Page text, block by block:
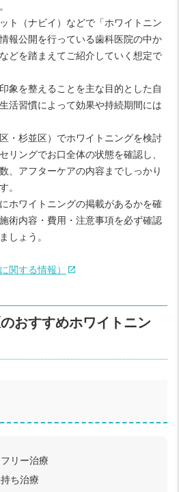
ト（ナビイ）などで「ホワイトニン
報公開を行っている歯科医院の中か
どを踏まえてご紹介していく想定で
象を整えることを主な目的とした自
活習慣によって効果や持続期間には
・杉並区）でホワイトニングを検討
リングでお口全体の状態を確認し、
、アフターケアの内容までしっかり
。
ホワイトニングの掲載があるかを確
術内容・費用・注意事項を必ず確認
しょう。
関する情報）
おすすめホワイトニン
リー治療
ち治療